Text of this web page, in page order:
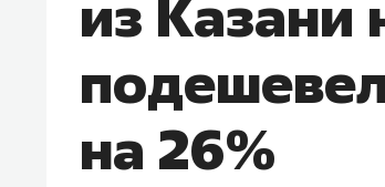
из Казани
на 26%